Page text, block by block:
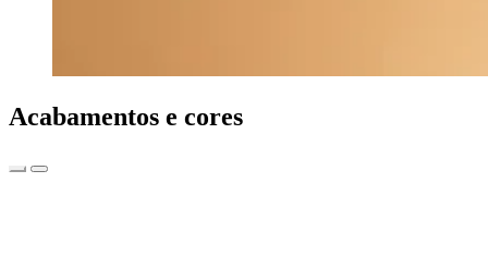
Acabamentos e cores